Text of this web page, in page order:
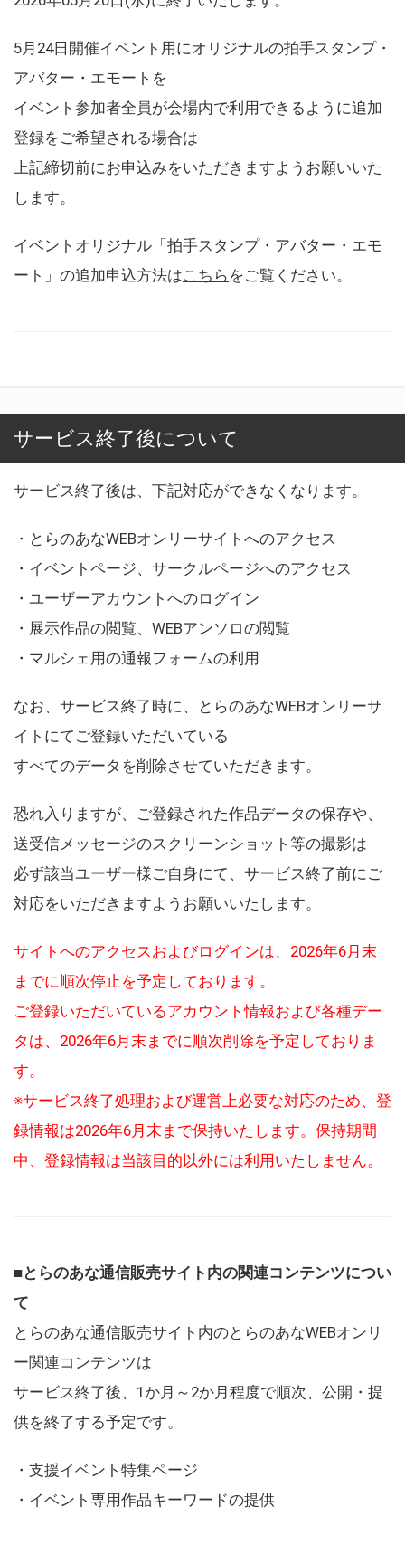
5月24日開催イベント用にオリジナルの拍手スタンプ・
アバター・エモートを
イベント参加者全員が会場内で利用できるように追加
登録をご希望される場合は
上記締切前にお申込みをいただきますようお願いいた
します。
イベントオリジナル「拍手スタンプ・アバター・エモ
ート」の追加申込方法はこちら をご覧ください。
サービス終了後について
サービス終了後は、下記対応ができなくなります。
・とらのあなWEBオンリーサイトへのアクセス
・イベントページ、サークルページへのアクセス
・ユーザーアカウントへのログイン
・展示作品の閲覧、WEBアンソロの閲覧
・マルシェ用の通報フォームの利用
なお、サービス終了時に、とらのあなWEBオンリーサ
イトにてご登録いただいている
すべてのデータを削除させていただきます。
恐れ入りますが、ご登録された作品データの保存や、
送受信メッセージのスクリーンショット等の撮影は
必ず該当ユーザー様ご自身にて、サービス終了前にご
対応をいただきますようお願いいたします。
サイトへのアクセスおよびログインは、2026年6月末
までに順次停止を予定しております。
ご登録いただいているアカウント情報および各種デー
タは、2026年6月末までに順次削除を予定しておりま
す。
※サービス終了処理および運営上必要な対応のため、登
録情報は2026年6月末まで保持いたします。保持期間
中、登録情報は当該目的以外には利用いたしません。
■とらのあな通信販売サイト内の関連コンテンツについ
て
とらのあな通信販売サイト内のとらのあなWEBオンリ
ー関連コンテンツは
サービス終了後、1か月～2か月程度で順次、公開・提
供を終了する予定です。
・支援イベント特集ページ
・イベント専用作品キーワードの提供